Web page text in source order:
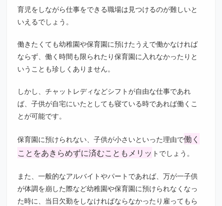
育児をしながら仕事をできる職場は見つけるのが難しいと
いえるでしょう。
働きたくても幼稚園や保育園に預けたうえで働かなければ
ならず、働く時間も限られたり保育園に入れなかったりと
いうことも珍しくありません。
しかし、チャットレディなどシフトが自由な仕事であれ
ば、子供が自宅にいたとしても寝ている時であれば働くこ
とが可能です。
保育園に預けられない、子供が小さいといった理由で働く
ことをあきらめずに済むこともメリッ トでしょう。
また、一般的なアルバイトやパートであれば、万が一子供
が体調を崩した際など幼稚園や保育園に預けられなくなっ
た時に、当日欠勤をしなければならなかったり雇ってもら